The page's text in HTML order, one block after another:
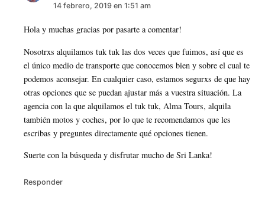
14 febrero, 2019 en 1:51 am
Hola y muchas gracias por pasarte a comentar!
Nosotrxs alquilamos tuk tuk las dos veces que fuimos, así que es
el único medio de transporte que conocemos bien y sobre el cual te
podemos aconsejar. En cualquier caso, estamos segurxs de que hay
otras opciones que se puedan ajustar más a vuestra situación. La
agencia con la que alquilamos el tuk tuk, Alma Tours, alquila
también motos y coches, por lo que te recomendamos que les
escribas y preguntes directamente qué opciones tienen.
Suerte con la búsqueda y disfrutar mucho de Sri Lanka!
Responder